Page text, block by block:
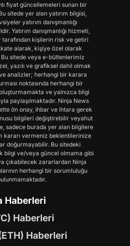
fiyat güncellemeleri sunan bir
sitede yer alan yatırım bilgisi,
yatırım danışmanlığı
Yatırım danışmanlığı hizmeti,
kişilerin risk ve getiri
alarak, kişiye özel olarak
Bu sitede veya e-bültenlerimiz
yazılı ve grafiksel dahil olmak
analizler; herhangi bir karara
noktasında herhangi bir
ve yalnızca bilgi
paylaşılmaktadır. Ninja News
ön onay, ihbar ve ihtara gerek
bilgileri değiştirebilir veyahut
sadece burada yer alan bilgilere
kararı vermeniz beklentilerinize
doğurmayabilir. Bu sitedeki
bilgi ve/veya güncel olmama gibi
çıkabilecek zararlardan Ninja
herhangi bir sorumluluğu
Haberleri
Haberleri
Haberleri